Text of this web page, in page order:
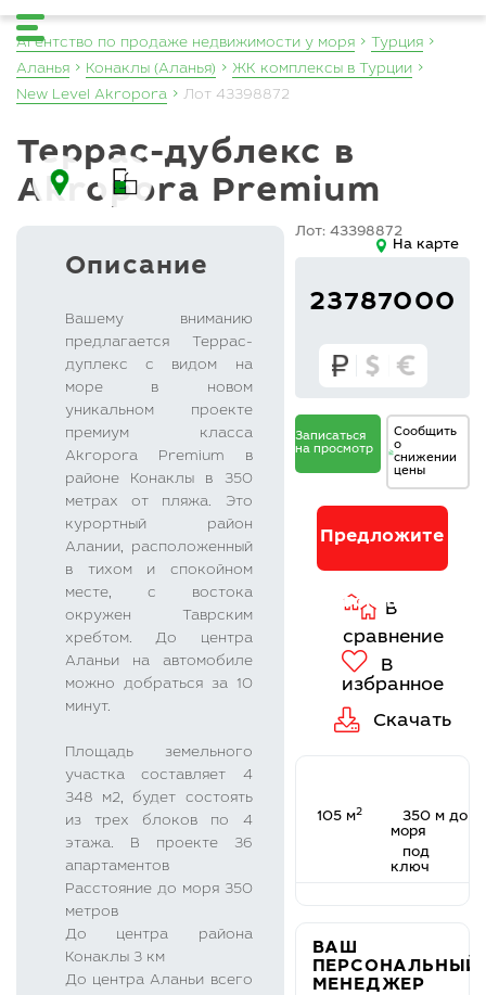
Агентство по продаже недвижимости у моря
Турция
Аланья
Конаклы (Аланья)
ЖК комплексы в Турции
New Level Akropora
Лот 43398872
Террас-дублекс в
Akropora Premium
Описание
Вашему вниманию
предлагается Террас-
дуплекс с видом на
море в новом
уникальном проекте
премиум класса
Akropora Premium в
районе Конаклы в 350
метрах от пляжа. Это
курортный район
Алании, расположенный
в тихом и спокойном
месте, c востока
окружен Таврским
хребтом. До центра
Aланьи на автомобиле
можно добраться за 10
минут.
Площадь земельного
участка составляет 4
348 м2, будет состоять
из трех блоков по 4
этажа. В проекте 36
апартаментов
Расстояние до моря 350
метров
До центра района
Конаклы 3 км
До центра Aланьи всего
На карте
Лот: 43398872
23787000
Записаться
на просмотр
Сообщить
о
снижении
цены
Предложите
свою цену
В
избранное
105 м2
350 м до
моря
под
ключ
ВАШ
ПЕРСОНАЛЬНЫЙ
МЕНЕДЖЕР